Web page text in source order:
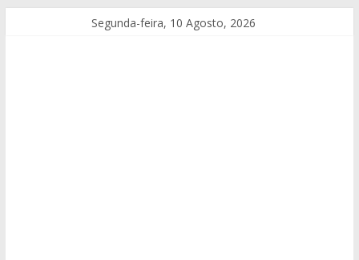
Segunda-feira, 10 Agosto, 2026